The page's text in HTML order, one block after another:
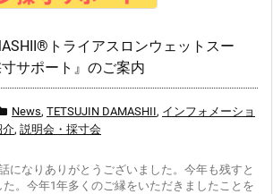
トライアスロンウェットスー
サポート』のご案内
News, TETSUJIN DAMASHII, インフォメーショ
介, 説明会・採寸会
になりありがとうございました。今年も残すと
。今年1年多くのご縁をいただきましたことを